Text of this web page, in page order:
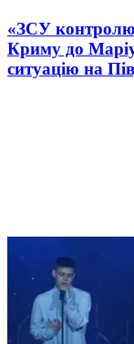
«ЗСУ
Криму до
ситуацію на